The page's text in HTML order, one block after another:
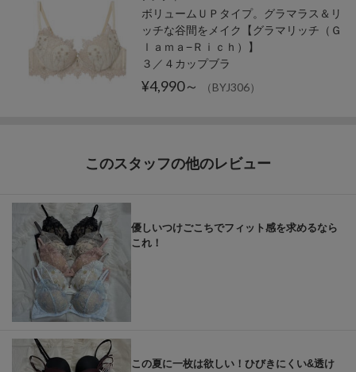
ボリュームＵＰタイプ。グラマラス＆リ
ッチな谷間をメイク【グラマリッチ（Ｇ
ｌａｍａ−Ｒｉｃｈ）】
３／４カップブラ
¥4,990～ （BYJ306）
このスタッフの他のレビュー
優しいつけごこちでフィット感を求めるなら
これ！
この夏に一枚は欲しい！ひびきにくい&透け